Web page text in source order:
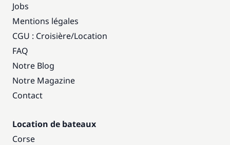
Jobs
Mentions légales
CGU : Croisière/Location
FAQ
Notre Blog
Notre Magazine
Contact
Location de bateaux
Corse